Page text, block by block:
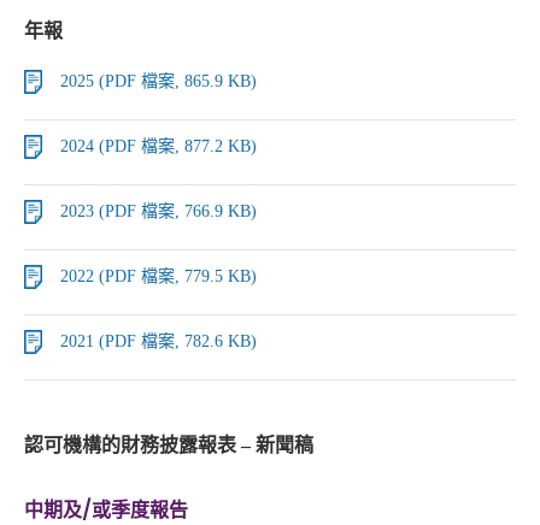
年報
2025 (PDF 檔案, 865.9 KB)
2024 (PDF 檔案, 877.2 KB)
2023 (PDF 檔案, 766.9 KB)
2022 (PDF 檔案, 779.5 KB)
2021 (PDF 檔案, 782.6 KB)
認可機構的財務披露報表 – 新聞稿
中期及/或季度報告